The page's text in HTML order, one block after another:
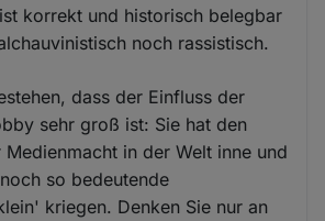
korrekt und historisch belegbar
noch rassistisch.
dass der Einfluss der
sehr groß ist: Sie hat den
in der Welt inne und
so bedeutende
kriegen. Denken Sie nur an